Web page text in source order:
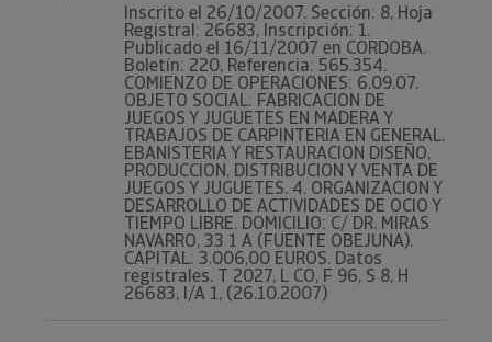
Inscrito el 26/10/2007. Sección: 8, Hoja
Registral: 26683, Inscripción: 1.
Publicado el 16/11/2007 en CORDOBA.
Boletín: 220, Referencia: 565.354.
COMIENZO DE OPERACIONES: 6.09.07.
OBJETO SOCIAL: FABRICACION DE
JUEGOS Y JUGUETES EN MADERA Y
TRABAJOS DE CARPINTERIA EN GENERAL.
EBANISTERIA Y RESTAURACION DISEÑO,
PRODUCCION, DISTRIBUCION Y VENTA DE
JUEGOS Y JUGUETES. 4. ORGANIZACION Y
DESARROLLO DE ACTIVIDADES DE OCIO Y
TIEMPO LIBRE. DOMICILIO: C/ DR. MIRAS
NAVARRO, 33 1 A (FUENTE OBEJUNA).
CAPITAL: 3.006,00 EUROS. Datos
registrales. T 2027, L CO, F 96, S 8, H
26683, I/A 1, (26.10.2007)